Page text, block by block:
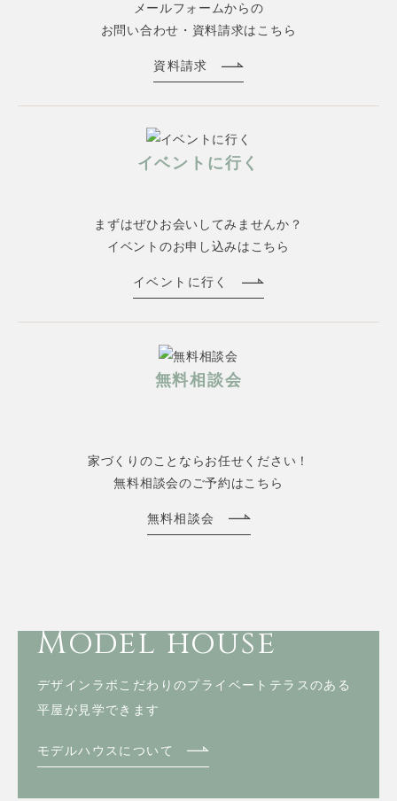
メールフォームからの
お問い合わせ・資料請求はこちら
資料請求
イベントに行く
まずはぜひお会いしてみませんか？
イベントのお申し込みはこちら
イベントに行く
無料相談会
家づくりのことならお任せください！
無料相談会のご予約はこちら
無料相談会
Model house
デザインラボこだわりのプライベートテラスのある
平屋が見学できます
モデルハウスについて